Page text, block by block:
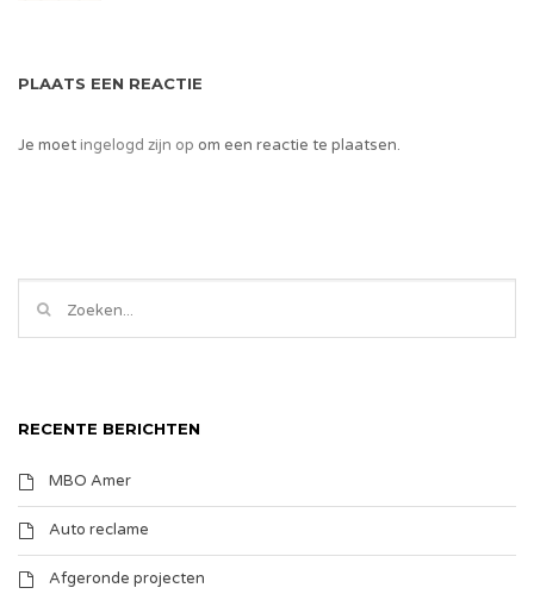
PLAATS EEN REACTIE
Je moetingelogd zijn op om een reactie te plaatsen.
RECENTE BERICHTEN
MBO Amer
Auto reclame
Afgeronde projecten